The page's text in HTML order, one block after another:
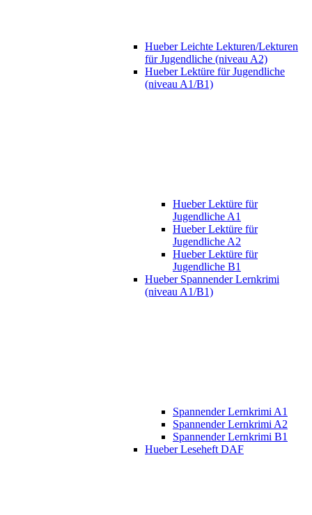
Hueber Leichte Lekturen/Lekturen
für Jugendliche (niveau A2)
Hueber Lektüre für Jugendliche
(niveau A1/B1)
Hueber Lektüre für
Jugendliche A1
Hueber Lektüre für
Jugendliche A2
Hueber Lektüre für
Jugendliche B1
Hueber Spannender Lernkrimi
(niveau A1/B1)
Spannender Lernkrimi A1
Spannender Lernkrimi A2
Spannender Lernkrimi B1
Hueber Leseheft DAF